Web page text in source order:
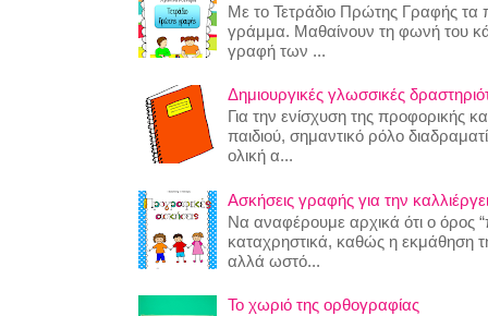
Με το Τετράδιο Πρώτης Γραφής τα
γράμμα. Μαθαίνουν τη φωνή του
γραφή των ...
Δημιουργικές γλωσσικές
Για την ενίσχυση της προφορικής
παιδιού, σημαντικό ρόλο
ολική α...
Ασκήσεις γραφής για την
Να αναφέρουμε αρχικά ότι ο όρος
καταχρηστικά, καθώς η εκμάθηση
αλλά ωστό...
Το χωριό της ορθογραφίας